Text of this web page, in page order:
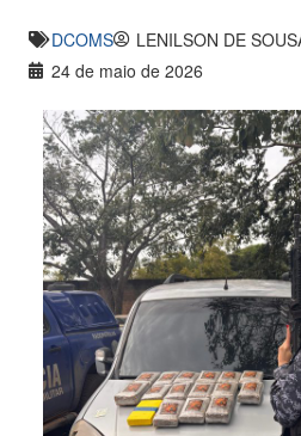
DCOMS
LENILSON DE
24 de maio de 2026